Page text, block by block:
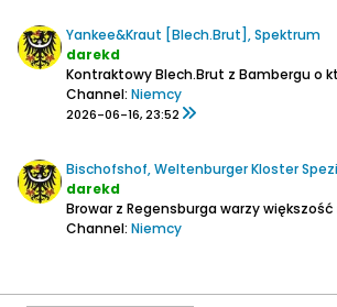
Yankee&Kraut [Blech.Brut], Spektrum
darekd
Channel: Niemcy
2026-06-16, 23:52
Bischofshof, Weltenburger Kloster
darekd
Channel: Niemcy